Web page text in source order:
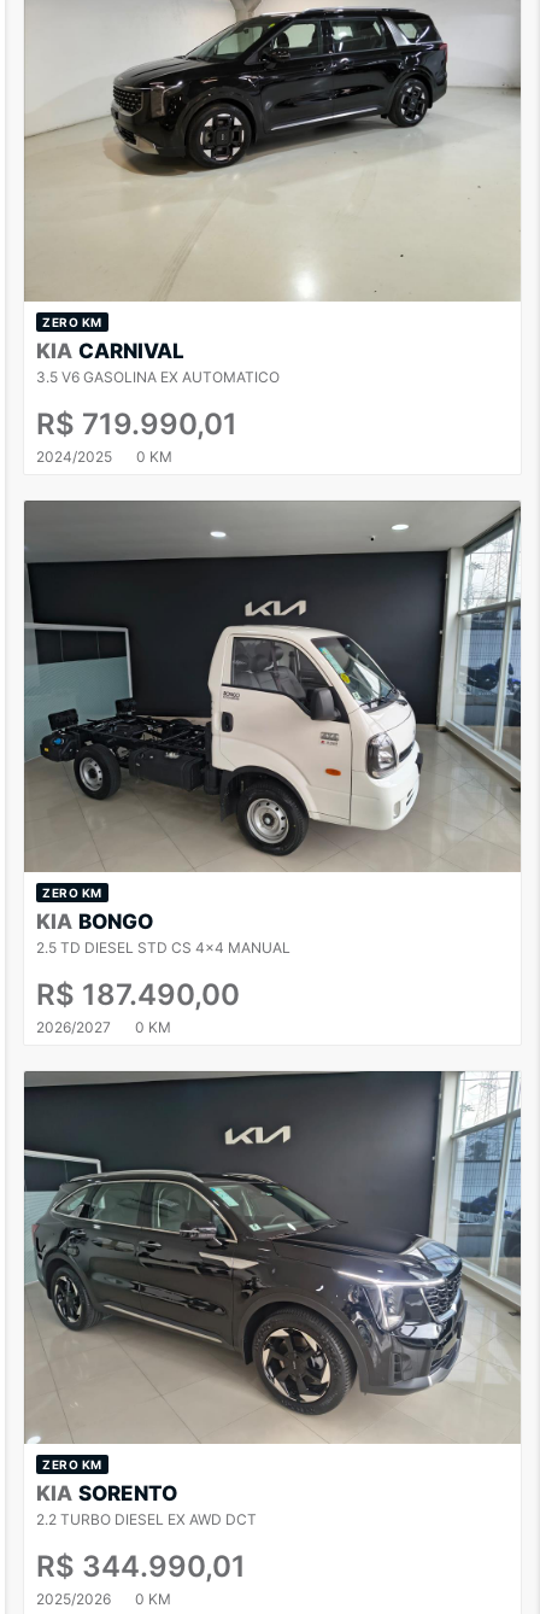
ZERO KM
KIA CARNIVAL
3.5 V6 GASOLINA EX AUTOMATICO
R$ 719.990,01
2024/2025 0 KM
ZERO KM
KIA BONGO
2.5 TD DIESEL STD CS 4x4 MANUAL
R$ 187.490,00
2026/2027 0 KM
ZERO KM
KIA SORENTO
2.2 TURBO DIESEL EX AWD DCT
R$ 344.990,01
2025/2026 0 KM